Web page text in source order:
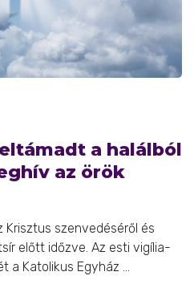
a halálból
az örök
Krisztus szenvedéséről és
előtt időzve. Az esti vigília-
a Katolikus Egyház ...